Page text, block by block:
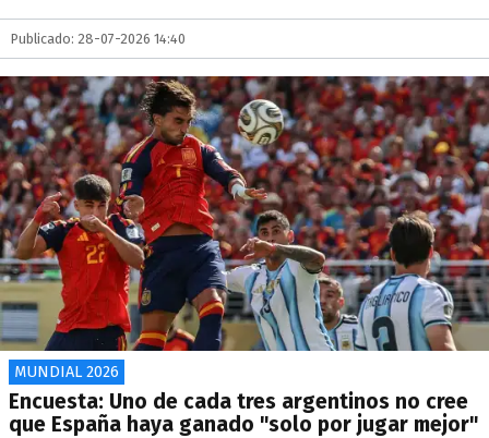
Publicado: 28-07-2026 14:40
MUNDIAL 2026
Encuesta: Uno de cada tres argentinos no cree
que España haya ganado "solo por jugar mejor"